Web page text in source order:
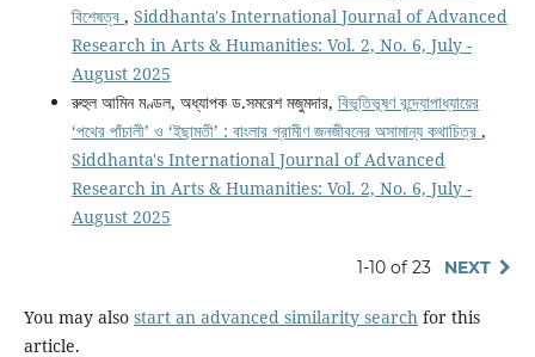
বিশেষত্ব , Siddhanta's International Journal of Advanced
Research in Arts & Humanities: Vol. 2, No. 6, July -
August 2025
রুহুল আমিন মণ্ডল, অধ্যাপক ড.সমরেশ মজুমদার, বিভূতিভূষণ বন্দ্যোপাধ্যায়ের
‘পথের পাঁচালী’ ও ‘ইছামতী’ : বাংলার গ্রামীণ জনজীবনের অসামান্য কথাচিত্র ,
Siddhanta's International Journal of Advanced
Research in Arts & Humanities: Vol. 2, No. 6, July -
August 2025
1-10 of 23 NEXT
You may also start an advanced similarity searchfor this
article.